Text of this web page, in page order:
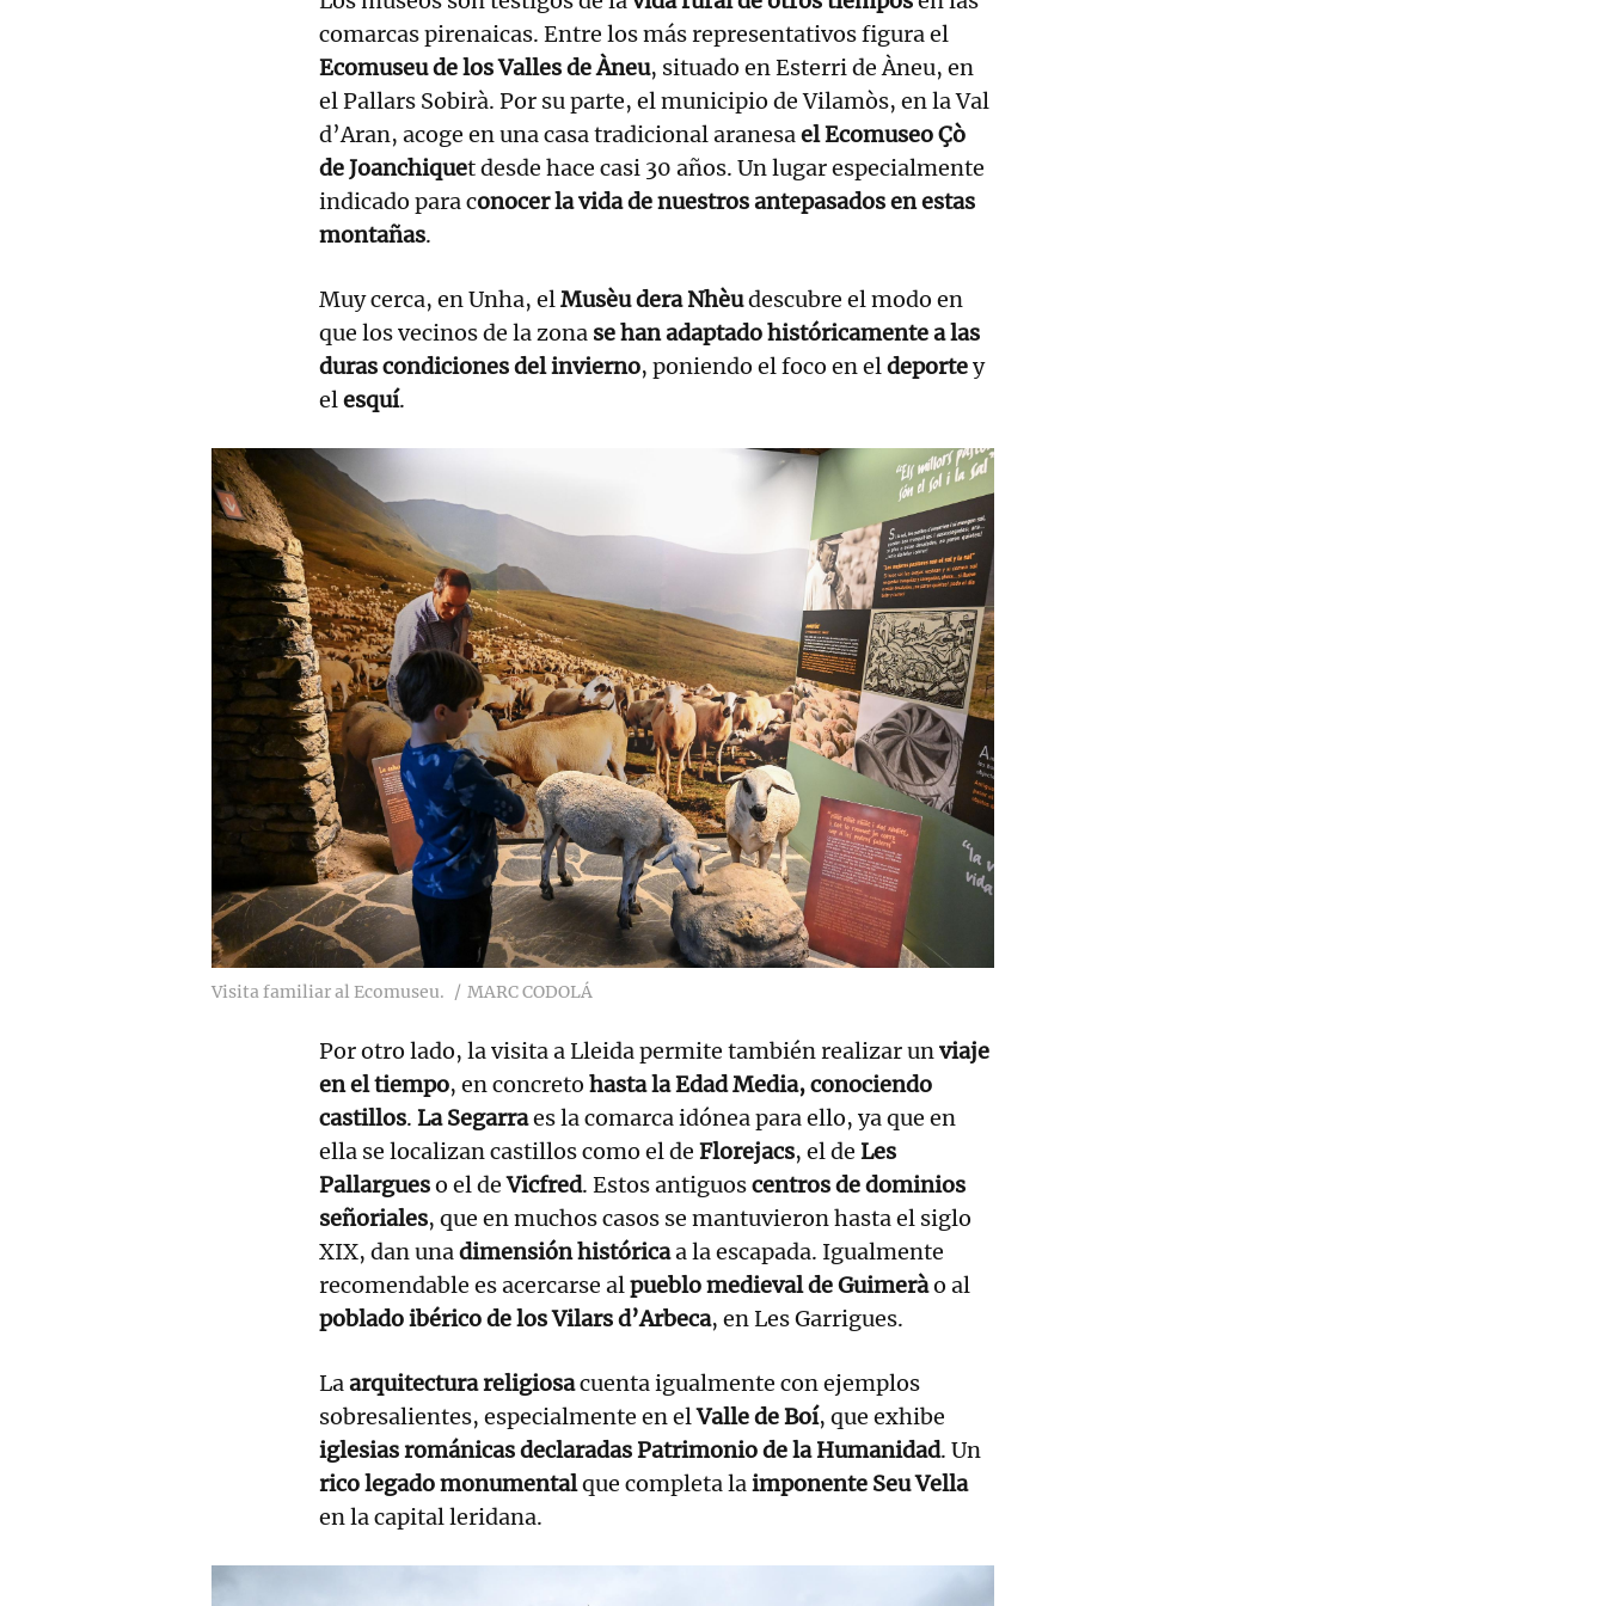
comarcas pirenaicas. Entre los más representativos figura el
Ecomuseu de los Valles de Àneu, situado en Esterri de Àneu, en
el Pallars Sobirà. Por su parte, el municipio de Vilamòs, en la Val
d’Aran, acoge en una casa tradicional aranesael Ecomuseo Çò
de Joanchiquet desde hace casi 30 años. Un lugar especialmente
indicado para conocer la vida de nuestros antepasados en estas
montañas.
Muy cerca, en Unha, elMusèu dera Nhèudescubre el modo en
que los vecinos de la zona se han adaptado históricamente a las
duras condiciones del invierno, poniendo el foco en eldeportey
elesquí.
Visita familiar al Ecomuseu. MARC CODOLÁ
Por otro lado, la visita a Lleida permite también realizar unviaje
en el tiempo, en concreto hasta la Edad Media, conociendo
castillos. La Segarraes la comarca idónea para ello, ya que en
ella se localizan castillos como el de Florejacs, el de Les
Pallargueso el deVicfred. Estos antiguoscentros de dominios
señoriales, que en muchos casos se mantuvieron hasta el siglo
XIX, dan unadimensión históricaa la escapada. Igualmente
recomendable es acercarse alpueblo medieval de Guimerào al
poblado ibérico de los Vilars d’Arbeca, en Les Garrigues.
Laarquitectura religiosacuenta igualmente con ejemplos
sobresalientes, especialmente en elValle de Boí, que exhibe
iglesias románicas declaradas Patrimonio de la Humanidad. Un
rico legado monumentalque completa laimponente Seu Vella
en la capital leridana.